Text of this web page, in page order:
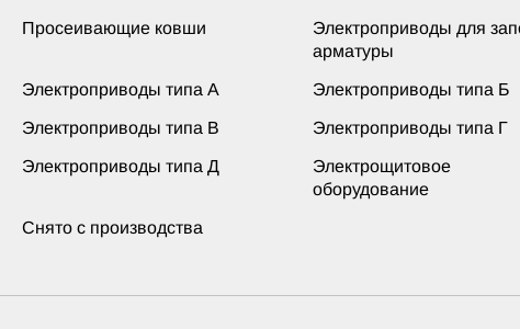
Просеивающие ковши
Электроприводы для
арматуры
Электроприводы типа А Электроприводы типа Б
Электроприводы типа В Электроприводы типа Г
Электроприводы типа Д
Электрощитовое
оборудование
Снято с производства